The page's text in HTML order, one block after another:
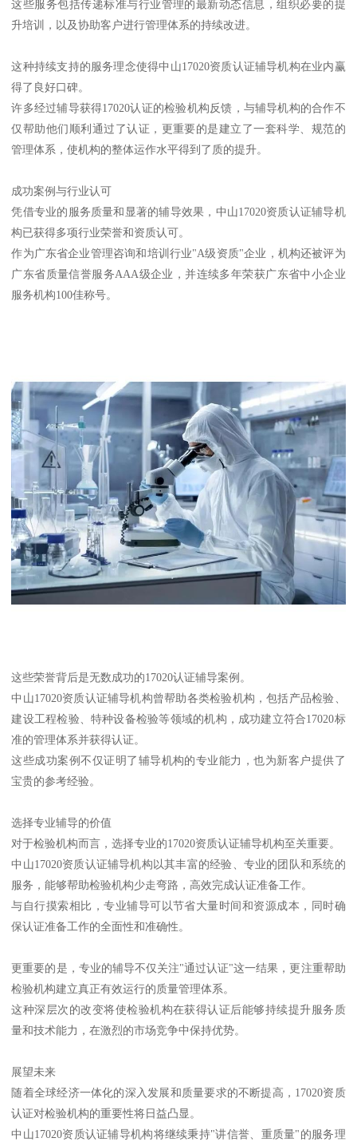
这些服务包括传递标准与行业管理的最新动态信息，组织必要的提
升培训，以及协助客户进行管理体系的持续改进。
这种持续支持的服务理念使得中山17020资质认证辅导机构在业内赢
得了良好口碑。
许多经过辅导获得17020认证的检验机构反馈，与辅导机构的合作不
仅帮助他们顺利通过了认证，更重要的是建立了一套科学、规范的
管理体系，使机构的整体运作水平得到了质的提升。
成功案例与行业认可
凭借专业的服务质量和显著的辅导效果，中山17020资质认证辅导机
构已获得多项行业荣誉和资质认可。
作为广东省企业管理咨询和培训行业"A级资质"企业，机构还被评为
广东省质量信誉服务AAA级企业，并连续多年荣获广东省中小企业
服务机构100佳称号。
这些荣誉背后是无数成功的17020认证辅导案例。
中山17020资质认证辅导机构曾帮助各类检验机构，包括产品检验、
建设工程检验、特种设备检验等领域的机构，成功建立符合17020标
准的管理体系并获得认证。
这些成功案例不仅证明了辅导机构的专业能力，也为新客户提供了
宝贵的参考经验。
选择专业辅导的价值
对于检验机构而言，选择专业的17020资质认证辅导机构至关重要。
中山17020资质认证辅导机构以其丰富的经验、专业的团队和系统的
服务，能够帮助检验机构少走弯路，高效完成认证准备工作。
与自行摸索相比，专业辅导可以节省大量时间和资源成本，同时确
保认证准备工作的全面性和准确性。
更重要的是，专业的辅导不仅关注"通过认证"这一结果，更注重帮助
检验机构建立真正有效运行的质量管理体系。
这种深层次的改变将使检验机构在获得认证后能够持续提升服务质
量和技术能力，在激烈的市场竞争中保持优势。
展望未来
随着全球经济一体化的深入发展和质量要求的不断提高，17020资质
认证对检验机构的重要性将日益凸显。
中山17020资质认证辅导机构将继续秉持"讲信誉、重质量"的服务理